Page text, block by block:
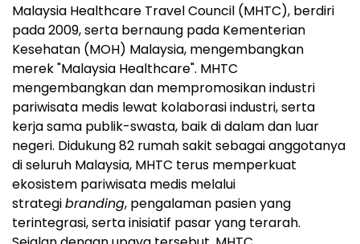
Malaysia Healthcare Travel Council (MHTC), berdiri
pada 2009, serta bernaung pada Kementerian
Kesehatan (MOH) Malaysia, mengembangkan
merek "Malaysia Healthcare". MHTC
mengembangkan dan mempromosikan industri
pariwisata medis lewat kolaborasi industri, serta
kerja sama publik-swasta, baik di dalam dan luar
negeri. Didukung 82 rumah sakit sebagai anggotanya
di seluruh Malaysia, MHTC terus memperkuat
ekosistem pariwisata medis melalui
strategibranding, pengalaman pasien yang
terintegrasi, serta inisiatif pasar yang terarah.